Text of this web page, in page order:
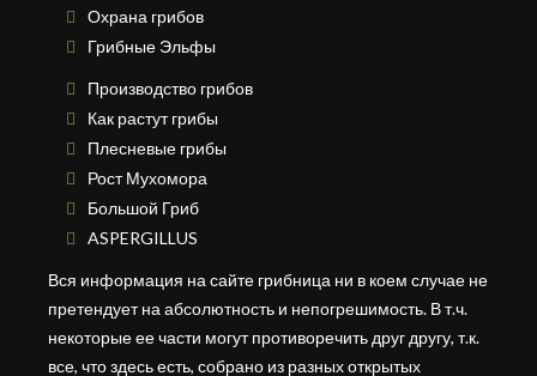
Охрана грибов
Грибные Эльфы
Производство грибов
Как растут грибы
Плесневые грибы
Рост Мухомора
Большой Гриб
ASPERGILLUS
Вся информация на сайте грибница ни в коем случае не
претендует на абсолютность и непогрешимость. В т.ч.
некоторые ее части могут противоречить друг другу, т.к.
все, что здесь есть, собрано из разных открытых